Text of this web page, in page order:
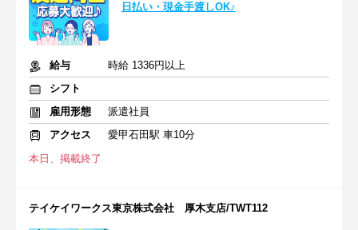
日払い・現金手渡しOK♪
給与
時給 1336円以上
シフト
雇用形態
派遣社員
アクセス
愛甲石田駅 車10分
本日、掲載終了
テイケイワークス東京株式会社 厚木支店/TWT112